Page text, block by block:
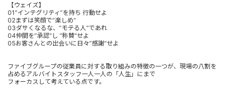
【ウェイズ】
01“インテグリティ“を持ち 行動せよ
02まずは笑顔で”楽しめ“
03ダサくなるな、“モテる人“であれ
04仲間を”承認“し “称賛“せよ
05お客さんとの出会いに日々”感謝“せよ
ファイブグループの従業員に対する取り組みの特徴の一つが、現場の八割を
占めるアルバイトスタッフ一人一人の「人生」にまで
フォーカスして考えている点です。